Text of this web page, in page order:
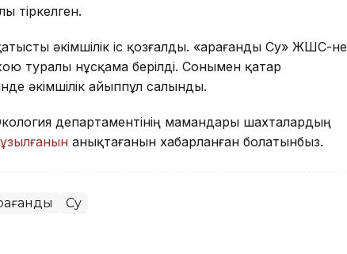
тіркелген.
әкімшілік іс қозғалды. «Қарағанды Су» ЖШС-не
туралы нұсқама берілді. Сонымен қатар
әкімшілік айыппұл салынды.
департаментінің мамандары шахталардың
анықтағанын хабарланған болатынбыз.
Су